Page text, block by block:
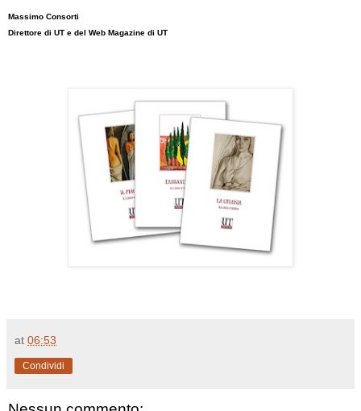
Massimo Consorti
Direttore di UT e del Web Magazine di UT
at 06:53
Condividi